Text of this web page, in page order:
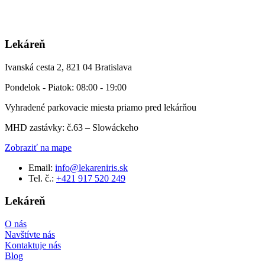
Lekáreň
Ivanská cesta 2, 821 04 Bratislava
Pondelok - Piatok: 08:00 - 19:00
Vyhradené parkovacie miesta priamo pred lekárňou
MHD zastávky: č.63 – Slowáckeho
Zobraziť na mape
Email: info@lekareniris.sk
Tel. č.: +421 917 520 249
Lekáreň
O nás
Navštívte nás
Kontaktuje nás
Blog